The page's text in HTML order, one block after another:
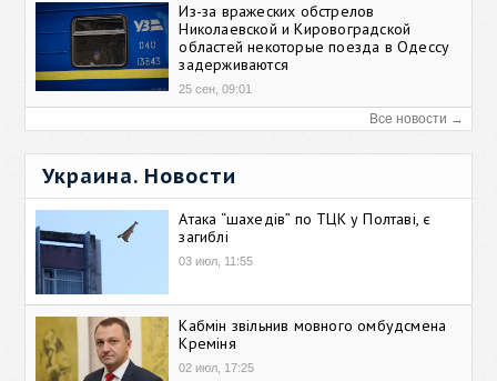
Из-за вражеских обстрелов
Николаевской и Кировоградской
областей некоторые поезда в Одессу
задерживаются
25 сен, 09:01
Все новости →
Украина. Новости
Атака “шахедів” по ТЦК у Полтаві, є
загиблі
03 июл, 11:55
Кабмін звільнив мовного омбудсмена
Креміня
02 июл, 17:25